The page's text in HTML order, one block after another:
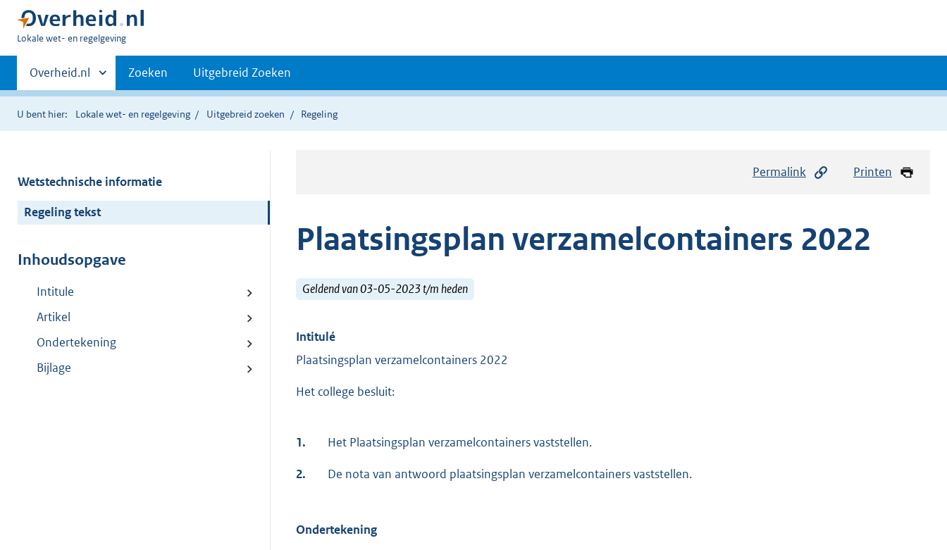
U
hier:
Lokale wet- en regelgeving
Primaire
navigatie
Andere
sites
binnen
Overheid.nl Zoeken Uitgebreid Zoeken
U bent hier: Lokale wet- en regelgeving Uitgebreid zoeken Regeling
Wetstechnische informatie
Regeling tekst
Inhoudsopgave
Intitule
Artikel
Ondertekening
Bijlage
Permalink Printen
Plaatsingsplan verzamelcontainers 2022
Geldend van 03-05-2023 t/m heden
Intitulé
Plaatsingsplan verzamelcontainers 2022
Het college besluit:
1. Het Plaatsingsplan verzamelcontainers vaststellen.
2. De nota van antwoord plaatsingsplan verzamelcontainers vaststellen.
Ondertekening